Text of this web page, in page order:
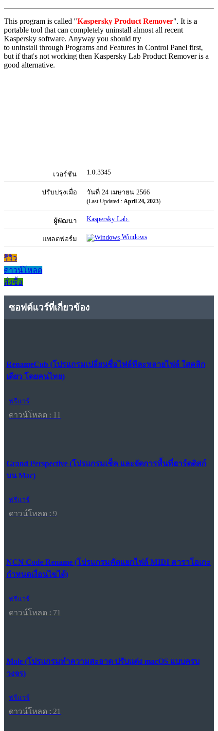
This program is called "Kaspersky Product Remover". It is a
portable tool that can completely uninstall almost all recent
Kaspersky software. Anyway you should try
to uninstall through Programs and Features in Control Panel first,
but if that's not working then Kaspersky Lab Product Remover is a
good alternative.
เวอร์ชัน 1.0.3345
ปรับปรุงเมื่อ วันที่ 24 เมษายน 2566
(Last Updated : April 24, 2023)
ผู้พัฒนา Kaspersky Lab.
แพลตฟอร์ม Windows
รีวิว
ดาวน์โหลด
สั่งซื้อ
ซอฟต์แวร์ที่เกี่ยวข้อง
RenameCub (โปรแกรมเปลี่ยนชื่อไฟล์ทีละหลายไฟล์ ใสคลิก
เดียว โดยคนไทย)
ฟรีแวร์
ดาวน์โหลด : 11
Grand Perspective (โปรแกรมเช็ค และจัดการพื้นที่ฮาร์ดดิสก์
บน Mac)
ฟรีแวร์
ดาวน์โหลด : 9
NCN Code Rename (โปรแกรมคัดแยกไฟล์ MIDI คาราโอเกะ
กำหนดเงื่อนไขได้)
ฟรีแวร์
ดาวน์โหลด : 71
Mole (โปรแกรมทำความสะอาด ปรับแต่ง macOS แบบครบ
วงจร)
ฟรีแวร์
ดาวน์โหลด : 21